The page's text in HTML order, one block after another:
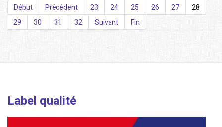
Début
Précédent 23 24 25 26 27
28
29
30 31 32 Suivant Fin
Label qualité